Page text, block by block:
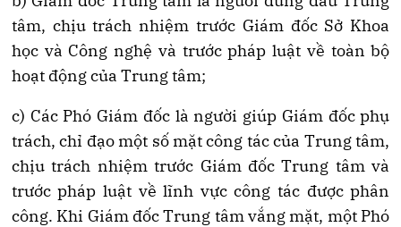
tâm, chịu trách nhiệm trước Giám đốc Sở Khoa
học và Công nghệ và trước pháp luật về toàn bộ
hoạt động của Trung tâm;
c) Các Phó Giám đốc là người giúp Giám đốc phụ
trách, chỉ đạo một số mặt công tác của Trung tâm,
chịu trách nhiệm trước Giám đốc Trung tâm và
trước pháp luật vềlĩnh vực công tác được phân
công. Khi Giám đốc Trung tâm vắng mặt, một Phó